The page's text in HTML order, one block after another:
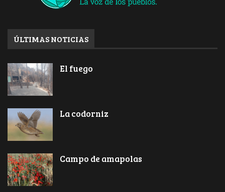
ÚLTIMAS NOTICIAS
El fuego
La codorniz
Campo de amapolas